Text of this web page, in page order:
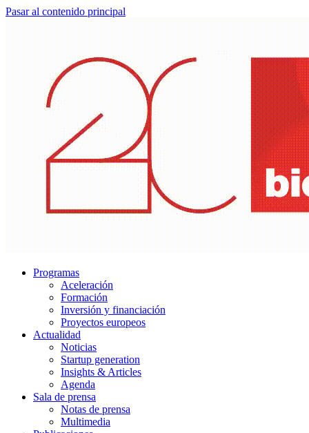
Pasar al contenido principal
Programas
Aceleración
Formación
Inversión y financiación
Proyectos europeos
Actualidad
Noticias
Startup generation
Insights & Articles
Agenda
Sala de prensa
Notas de prensa
Multimedia